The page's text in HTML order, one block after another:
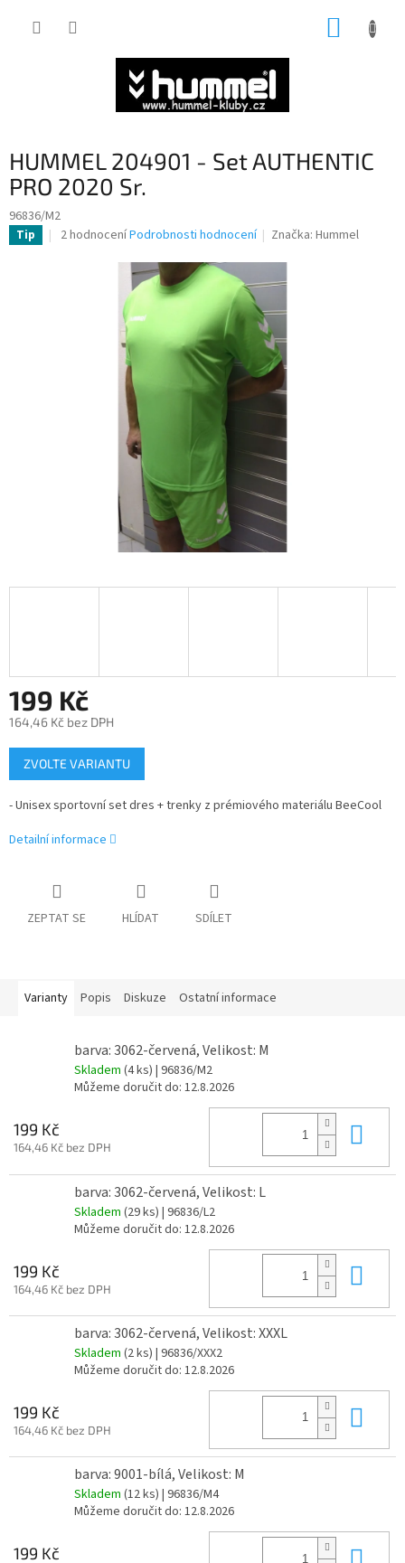
HUMMEL 204901 - Set AUTHENTIC
PRO 2020 Sr.
96836/M2
Tip
Průměrné
2 hodnoceníPodrobnosti hodnocení Značka:Hummel
199 Kč
164,46 Kč bez DPH
Měrná
cena:
ZVOLTE VARIANTU
- Unisex sportovní set dres + trenky z prémiového materiálu BeeCool
Detailní informace
ZEPTAT SE HLÍDAT SDÍLET
Varianty Popis Diskuze Ostatní informace
barva: 3062-červená, Velikost: M
Skladem (4 ks) | 96836/M2
Můžeme doručit do: 12.8.2026
199 Kč
164,46 Kč bez DPH
barva: 3062-červená, Velikost: L
Skladem (29 ks) | 96836/L2
Můžeme doručit do: 12.8.2026
199 Kč
164,46 Kč bez DPH
barva: 3062-červená, Velikost: XXXL
Skladem (2 ks) | 96836/XXX2
Můžeme doručit do: 12.8.2026
199 Kč
164,46 Kč bez DPH
barva: 9001-bílá, Velikost: M
Skladem (12 ks) | 96836/M4
Můžeme doručit do: 12.8.2026
199 Kč